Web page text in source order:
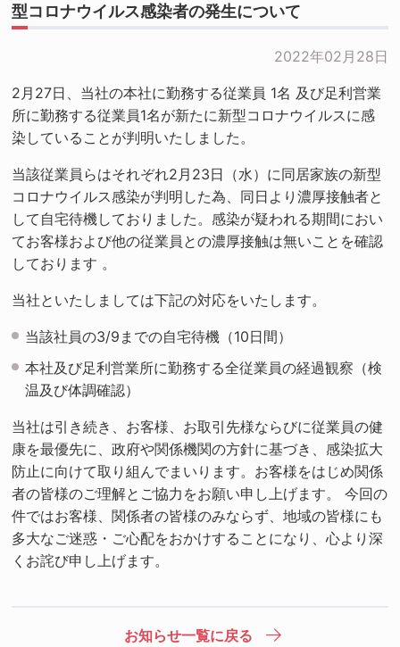
型コロナウイルス感染者の発生について
2022年02月28日
2月27日、当社の本社に勤務する従業員 1名 及び足利営業
所に勤務する従業員1名が新たに新型コロナウイルスに感
染していることが判明いたしました。
当該従業員らはそれぞれ2月23日（水）に同居家族の新型
コロナウイルス感染が判明した為、同日より濃厚接触者と
して自宅待機しておりました。感染が疑われる期間におい
てお客様および他の従業員との濃厚接触は無いことを確認
しております 。
当社といたしましては下記の対応をいたします。
当該社員の3/9までの自宅待機（10日間）
本社及び足利営業所に勤務する全従業員の経過観察（検
温及び体調確認）
当社は引き続き、お客様、お取引先様ならびに従業員の健
康を最優先に、政府や関係機関の方針に基づき、感染拡大
防止に向けて取り組んでまいります。お客様をはじめ関係
者の皆様のご理解とご協力をお願い申し上げます。 今回の
件ではお客様、関係者の皆様のみならず、地域の皆様にも
多大なご迷惑・ご心配をおかけすることになり、心より深
くお詫び申し上げます。
お知らせ一覧に戻る